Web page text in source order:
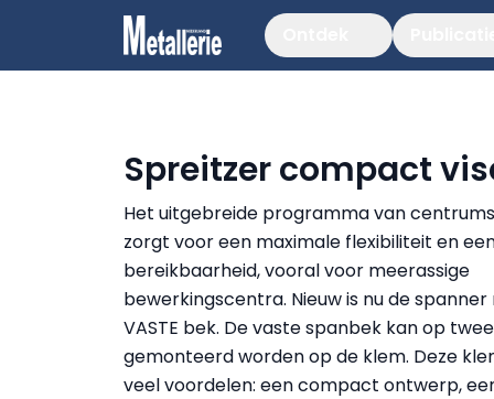
Spreitzer compact
Het uitgebreide programma van
zorgt voor een maximale flexibiliteit en
bereikbaarheid, vooral voor meerassige
bewerkingscentra. Nieuw is nu de spanner
VASTE bek. De vaste spanbek kan op
gemonteerd worden op de klem. Deze
veel voordelen: een compact ontwerp,